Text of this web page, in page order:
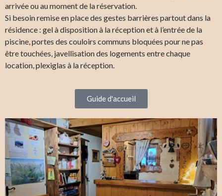
arrivée ou au moment de la réservation.
Si besoin remise en place des gestes barrières partout dans la
résidence : gel à disposition à la réception et à l’entrée de la
piscine, portes des couloirs communs bloquées pour ne pas
être touchées, javellisation des logements entre chaque
location, plexiglas à la réception.
Guide d'accueil